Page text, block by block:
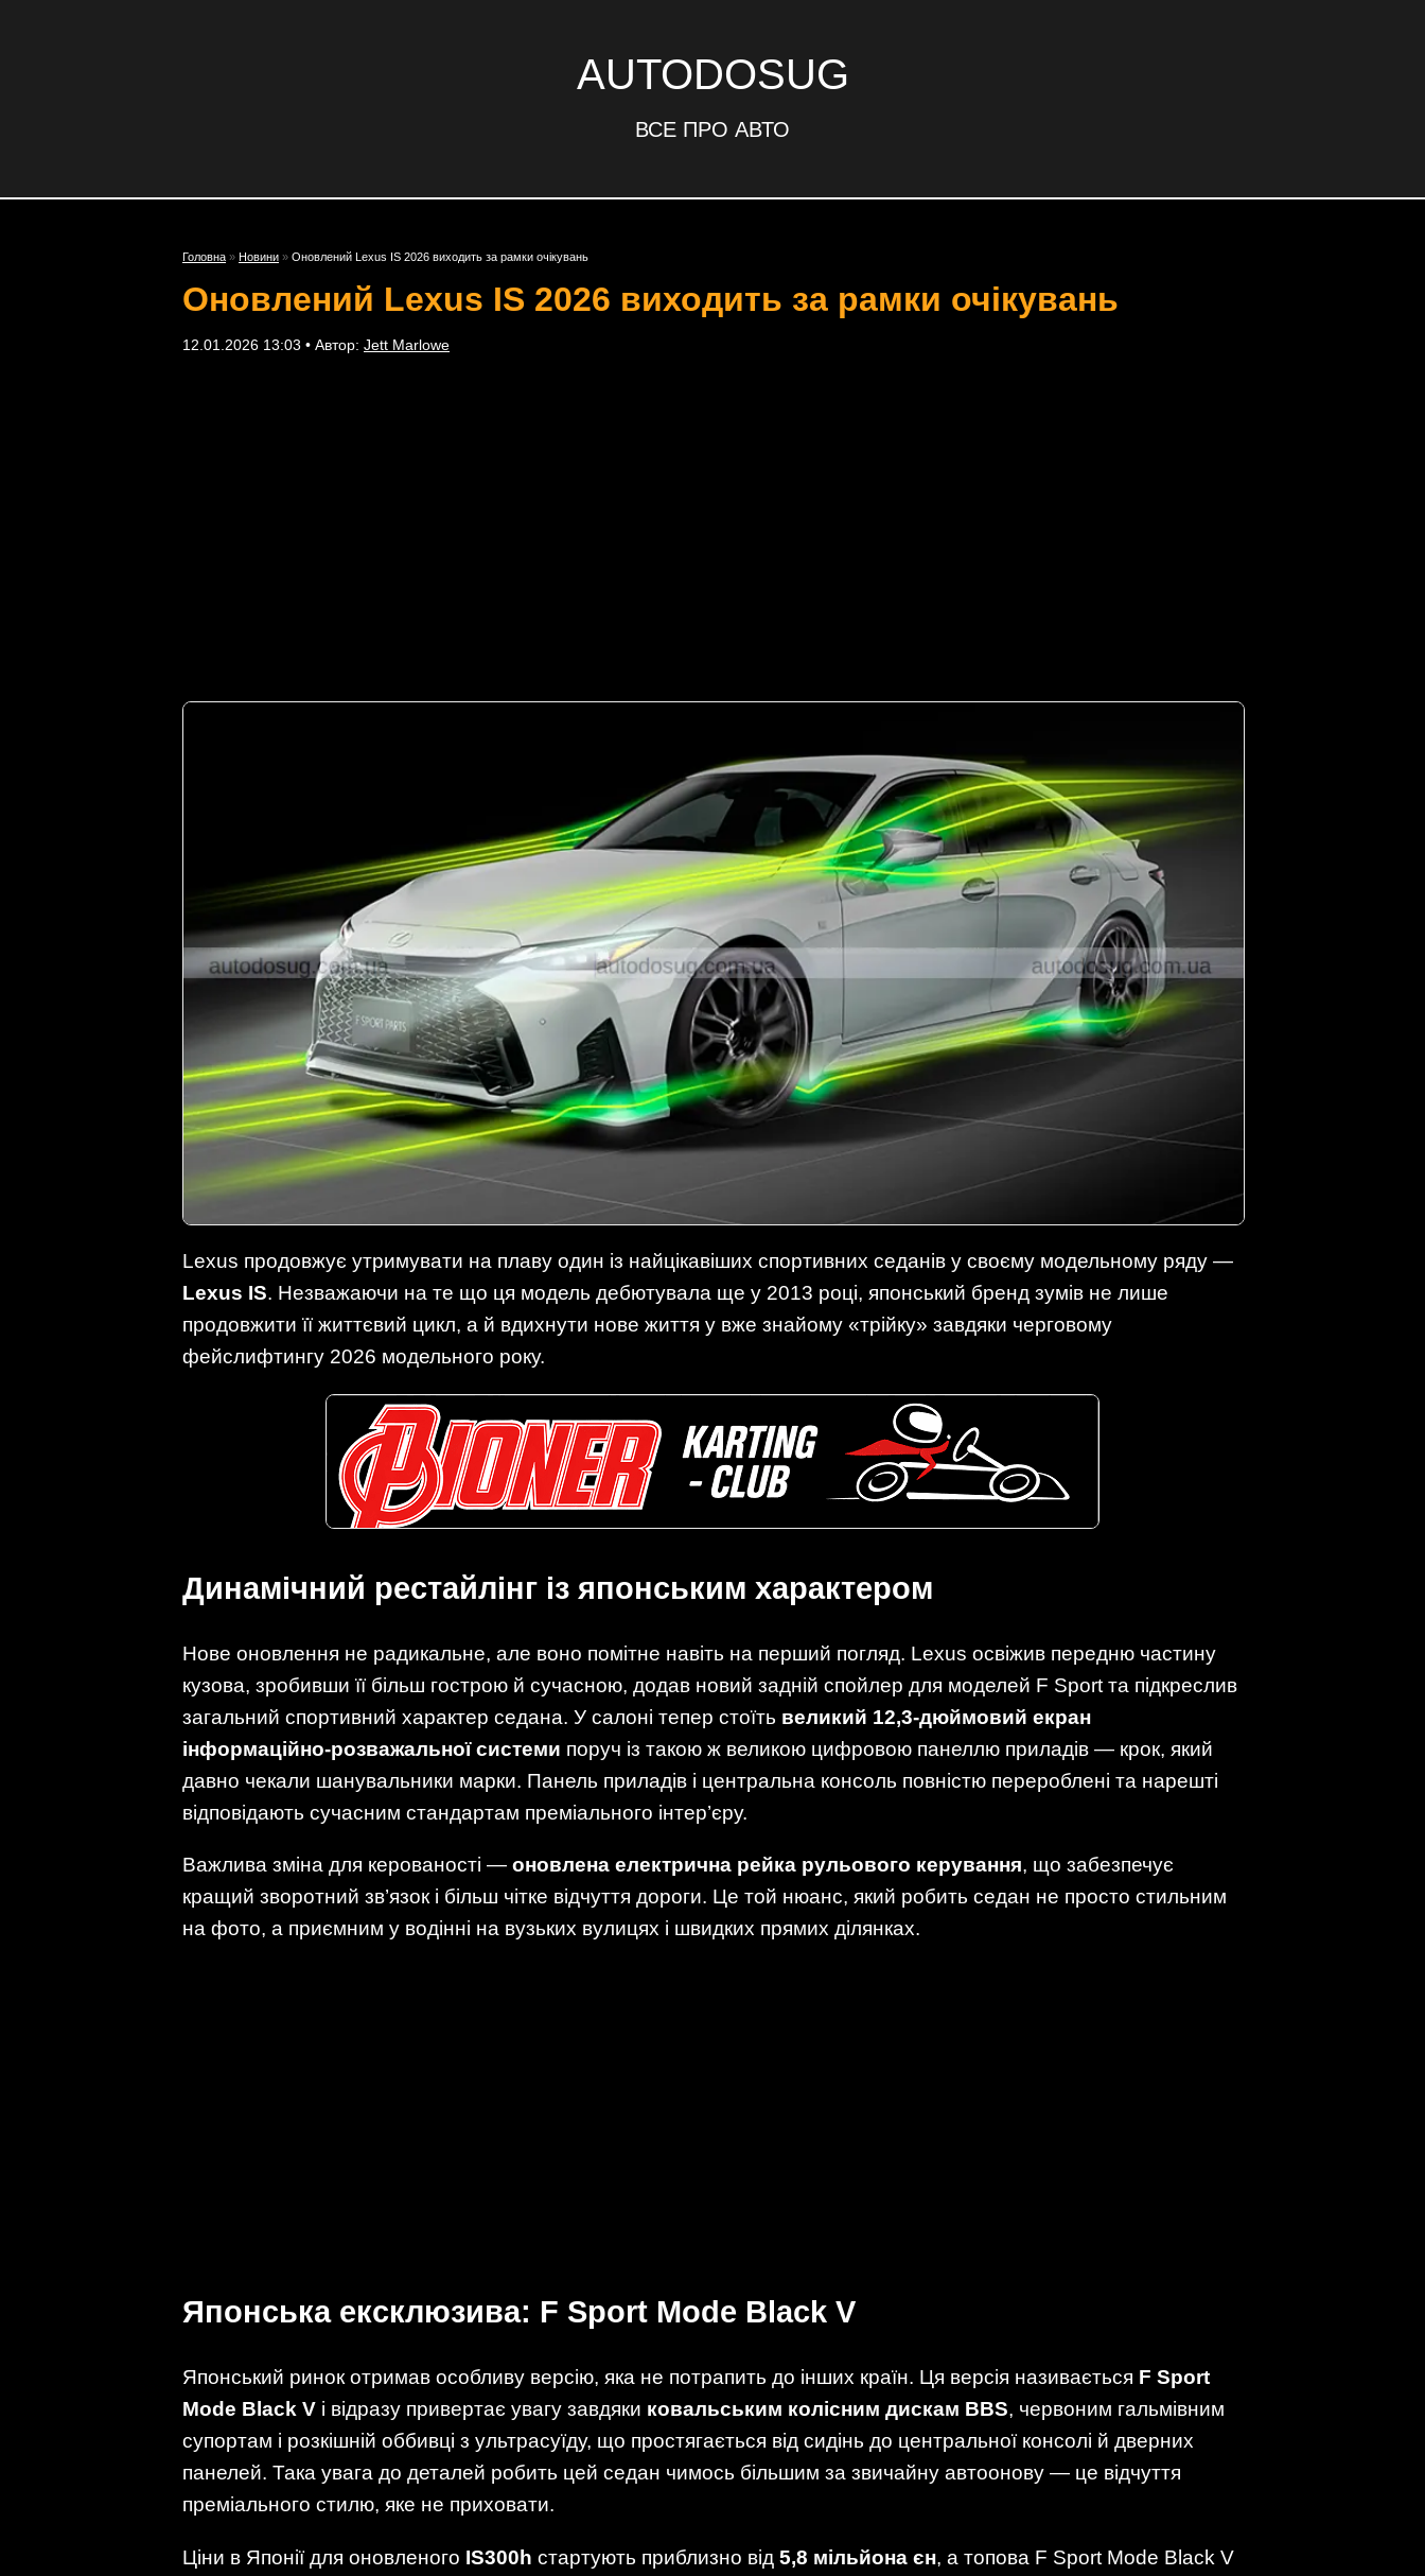
AUTODOSUG
ВСЕ ПРО АВТО
Головна » Новини » Оновлений Lexus IS 2026 виходить за рамки очікувань
Оновлений Lexus IS 2026 виходить за рамки очікувань
12.01.2026 13:03 • Автор: Jett Marlowe
Lexus продовжує утримувати на плаву один із найцікавіших спортивних седанів у своєму модельному ряду —
Lexus IS. Незважаючи на те що ця модель дебютувала ще у 2013 році, японський бренд зумів не лише
продовжити її життєвий цикл, а й вдихнути нове життя у вже знайому «трійку» завдяки черговому
фейслифтингу 2026 модельного року.
Динамічний рестайлінг із японським характером
Нове оновлення не радикальне, але воно помітне навіть на перший погляд. Lexus освіжив передню частину
кузова, зробивши її більш гострою й сучасною, додав новий задній спойлер для моделей F Sport та підкреслив
загальний спортивний характер седана. У салоні тепер стоїть великий 12,3-дюймовий екран
інформаційно-розважальної системи поруч із такою ж великою цифровою панеллю приладів — крок, який
давно чекали шанувальники марки. Панель приладів і центральна консоль повністю перероблені та нарешті
відповідають сучасним стандартам преміального інтер’єру.
Важлива зміна для керованості — оновлена електрична рейка рульового керування, що забезпечує
кращий зворотний зв’язок і більш чітке відчуття дороги. Це той нюанс, який робить седан не просто стильним
на фото, а приємним у водінні на вузьких вулицях і швидких прямих ділянках.
Японська ексклюзива: F Sport Mode Black V
Японський ринок отримав особливу версію, яка не потрапить до інших країн. Ця версія називається F Sport
Mode Black V і відразу привертає увагу завдяки ковальським колісним дискам BBS, червоним гальмівним
супортам і розкішній оббивці з ультрасуїду, що простягається від сидінь до центральної консолі й дверних
панелей. Така увага до деталей робить цей седан чимось більшим за звичайну автоонову — це відчуття
преміального стилю, яке не приховати.
Ціни в Японії для оновленого IS300h стартують приблизно від 5,8 мільйона єн, а топова F Sport Mode Black V